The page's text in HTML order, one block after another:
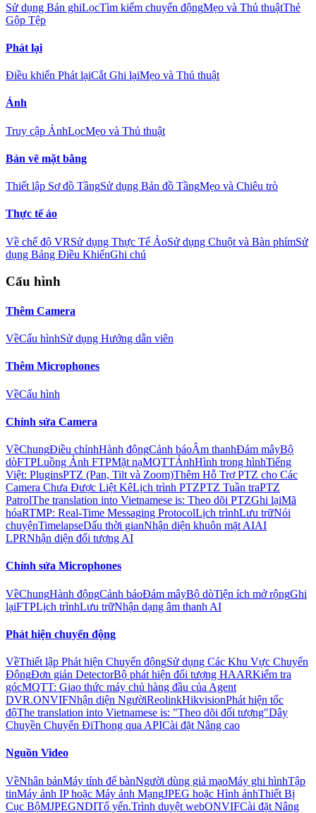
Sử dụng Bản ghiLọcTìm kiếm chuyển độngMẹo và Thủ thuậtThẻ
Gộp Tệp
Phát lại
Điều khiển Phát lạiCắt Ghi lạiMẹo và Thủ thuật
Ảnh
Truy cập ẢnhLọcMẹo và Thủ thuật
Bản vẽ mặt bằng
Thiết lập Sơ đồ TầngSử dụng Bản đồ TầngMẹo và Chiêu trò
Thực tế ảo
Về chế độ VRSử dụng Thực Tế ẢoSử dụng Chuột và Bàn phímSử
dụng Bảng Điều KhiểnGhi chú
Cấu hình
Thêm Camera
VềCấu hìnhSử dụng Hướng dẫn viên
Thêm Microphones
VềCấu hình
Chỉnh sửa Camera
VềChungĐiều chỉnhHành độngCảnh báoÂm thanhĐám mâyBộ
dòFTPLuồng Ảnh FTPMặt nạMQTTẢnhHình trong hìnhTiếng
Việt: PluginsPTZ (Pan, Tilt và Zoom)Thêm Hỗ Trợ PTZ cho Các
Camera Chưa Được Liệt KêLịch trình PTZPTZ Tuần traPTZ
PatrolThe translation into Vietnamese is: Theo dõi PTZGhi lạiMã
hóaRTMP: Real-Time Messaging ProtocolLịch trìnhLưu trữNói
chuyệnTimelapseDấu thời gianNhận diện khuôn mặt AIAI
LPRNhận diện đối tượng AI
Chỉnh sửa Microphones
VềChungHành độngCảnh báoĐám mâyBộ dòTiện ích mở rộngGhi
lạiFTPLịch trìnhLưu trữNhận dạng âm thanh AI
Phát hiện chuyển động
VềThiết lập Phát hiện Chuyển độngSử dụng Các Khu Vực Chuyển
ĐộngĐơn giản DetectorBộ phát hiện đối tượng HAARKiểm tra
gócMQTT: Giao thức máy chủ hàng đầu của Agent
DVR.ONVIFNhận diện NgườiReolinkHikvisionPhát hiện tốc
độThe translation into Vietnamese is: "Theo dõi đối tượng"Dây
Chuyền Chuyến ĐiThong qua APICài đặt Nâng cao
Nguồn Video
VềNhân bảnMáy tính để bànNgười dùng giả mạoMáy ghi hìnhTập
tinMáy ảnh IP hoặc Máy ảnh MạngJPEG hoặc Hình ảnhThiết Bị
Cục BộMJPEGNDITổ yến.Trình duyệt webONVIFCài đặt Nâng